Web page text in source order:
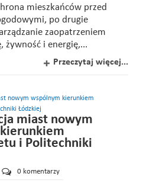
mieszkańców przed
po drugie
zaopatrzeniem
żywność i energię,...
Przeczytaj więcej...
miast nowym
i Politechniki
0 komentarzy